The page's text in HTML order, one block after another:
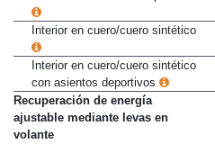
Interior con asientos deportivos
Interior en cuero/cuero sintético
Interior en cuero/cuero sintético
con asientos deportivos
Recuperación de energía
ajustable mediante levas en